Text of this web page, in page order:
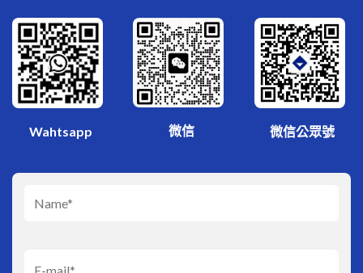
Wahtsapp 微信 微信公眾號